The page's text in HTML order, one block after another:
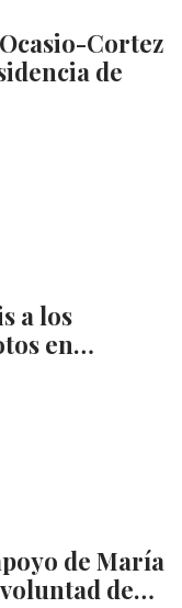
Cortez
de
a los
en…
de María
de…